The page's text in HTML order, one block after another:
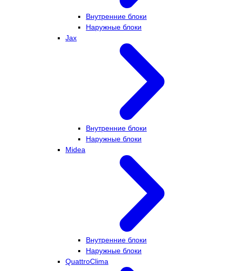
Внутренние блоки
Наружные блоки
Jax
Внутренние блоки
Наружные блоки
Midea
Внутренние блоки
Наружные блоки
QuattroClima